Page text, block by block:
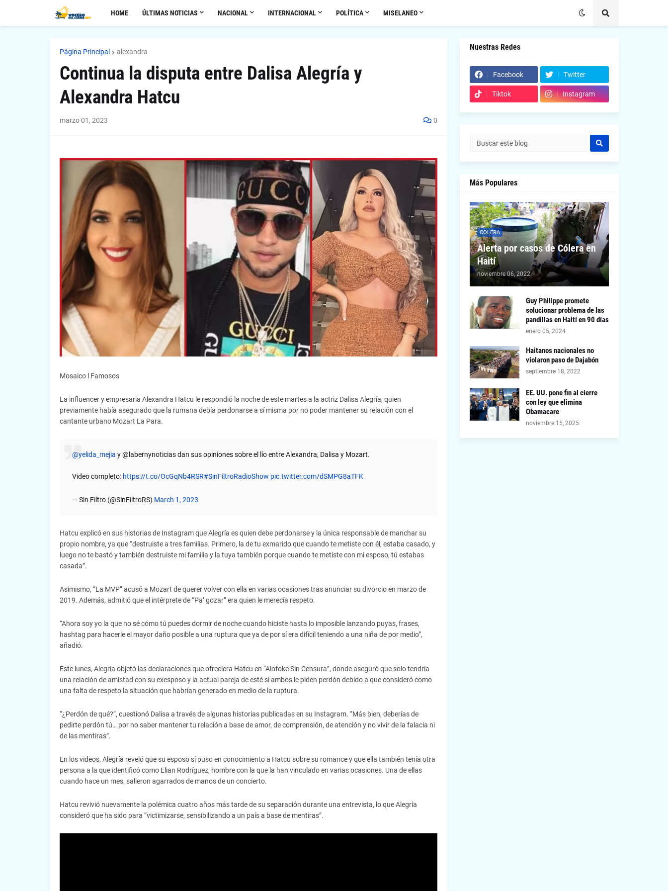
HOME ÚLTIMAS NOTICIAS NACIONAL INTERNACIONAL POLÍTICA MISELANEO
Página Principal alexandra
Continua la disputa entre Dalisa Alegría y
Alexandra Hatcu
marzo 01, 2023 0
Mosaico l Famosos
La influencer y empresaria Alexandra Hatcu le respondió la noche de este martes a la actriz Dalisa Alegría, quien
previamente había asegurado que la rumana debía perdonarse a sí misma por no poder mantener su relación con el
cantante urbano Mozart La Para.
@yelida_mejia y @labernynoticias dan sus opiniones sobre el lío entre Alexandra, Dalisa y Mozart.
Video completo: https://t.co/OcGqNb4RSR#SinFiltroRadioShow pic.twitter.com/dSMPG8aTFK
— Sin Filtro (@SinFiltroRS) March 1, 2023
Hatcu explicó en sus historias de Instagram que Alegría es quien debe perdonarse y la única responsable de manchar su
propio nombre, ya que “destruiste a tres familias. Primero, la de tu exmarido que cuando te metiste con él, estaba casado, y
luego no te bastó y también destruiste mi familia y la tuya también porque cuando te metiste con mi esposo, tú estabas
casada”.
Asimismo, “La MVP” acusó a Mozart de querer volver con ella en varias ocasiones tras anunciar su divorcio en marzo de
2019. Además, admitió que el intérprete de “Pa’ gozar” era quien le merecía respeto.
“Ahora soy yo la que no sé cómo tú puedes dormir de noche cuando hiciste hasta lo imposible lanzando puyas, frases,
hashtag para hacerle el mayor daño posible a una ruptura que ya de por sí era difícil teniendo a una niña de por medio”,
añadió.
Este lunes, Alegría objetó las declaraciones que ofreciera Hatcu en “Alofoke Sin Censura”, donde aseguró que solo tendría
una relación de amistad con su exesposo y la actual pareja de esté si ambos le piden perdón debido a que consideró como
una falta de respeto la situación que habrían generado en medio de la ruptura.
“¿Perdón de qué?”, cuestionó Dalisa a través de algunas historias publicadas en su Instagram. “Más bien, deberías de
pedirte perdón tú… por no saber mantener tu relación a base de amor, de comprensión, de atención y no vivir de la falacia ni
de las mentiras”.
En los videos, Alegría reveló que su esposo sí puso en conocimiento a Hatcu sobre su romance y que ella también tenía otra
persona a la que identificó como Elian Rodríguez, hombre con la que la han vinculado en varias ocasiones. Una de ellas
cuando hace un mes, salieron agarrados de manos de un concierto.
Hatcu revivió nuevamente la polémica cuatro años más tarde de su separación durante una entrevista, lo que Alegría
consideró que ha sido para “victimizarse, sensibilizando a un país a base de mentiras”.
Nuestras Redes
Facebook Twitter
Tiktok Instagram
Más Populares
COLERA
Alerta por casos de Cólera en
Haití
noviembre 06, 2022
Guy Philippe promete
solucionar problema de las
pandillas en Haití en 90 días
enero 05, 2024
Haitanos nacionales no
violaron paso de Dajabón
septiembre 18, 2022
EE. UU. pone fin al cierre
con ley que elimina
Obamacare
noviembre 15, 2025